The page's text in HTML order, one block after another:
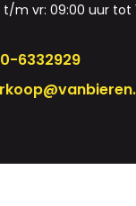
t/m vr: 09:00 uur tot
6332929